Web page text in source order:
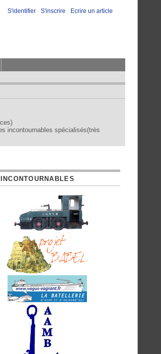
S'identifier - S'inscrire - Ecrire un article
incontournables spécialisés(très